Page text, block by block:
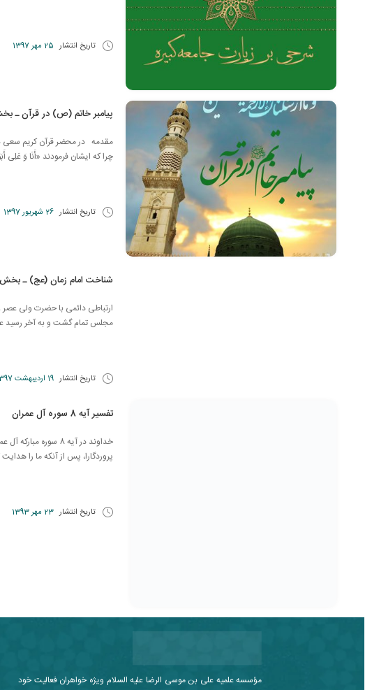
تاریخ انتشار 25 مهر 1397
پیامبر خاتم (ص) در قرآن ـ
مقدمه در محضر قرآن كریم سعی
چرا كه ایشان فرمودند «أَنَا وَ
تاریخ انتشار 26 شهریور 1397
شناخت امام زمان (عج) ـ بخش
ارتباطی دائمی با حضرت ولی
مجلس تمام گشت و به آخر رسید
تاریخ انتشار 19 اردیبهشت 1397
تفسیر آیه 8 سوره آل عمران
خداوند در آیه 8
پروردگارا، پس از آنكه ما را
تاریخ انتشار 23 مهر 1393
مؤسسه علمیه علی بن موسی الرضا علیه السلام ویژه خواهران فعالیت خود